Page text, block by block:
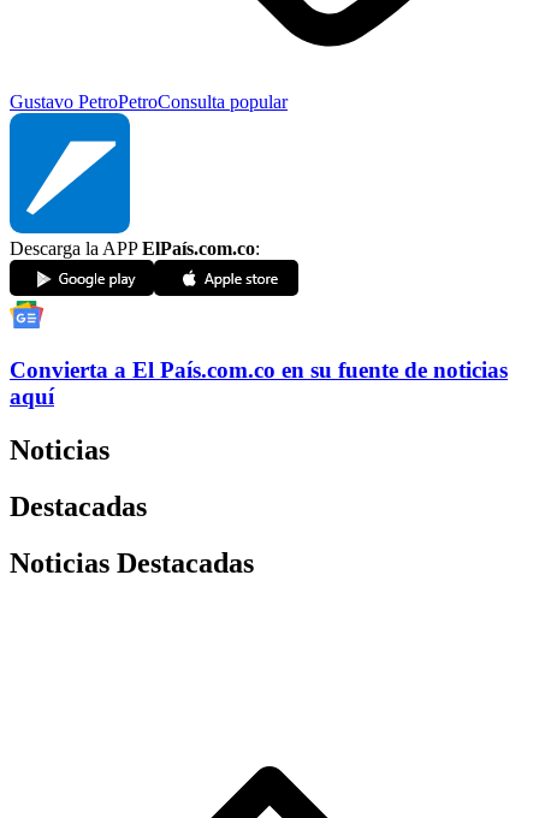
Gustavo PetroPetroConsulta popular
Descarga la APPElPaís.com.co:
Convierta a El País.com.co en su fuente de noticias
aquí
Noticias
Destacadas
Noticias Destacadas